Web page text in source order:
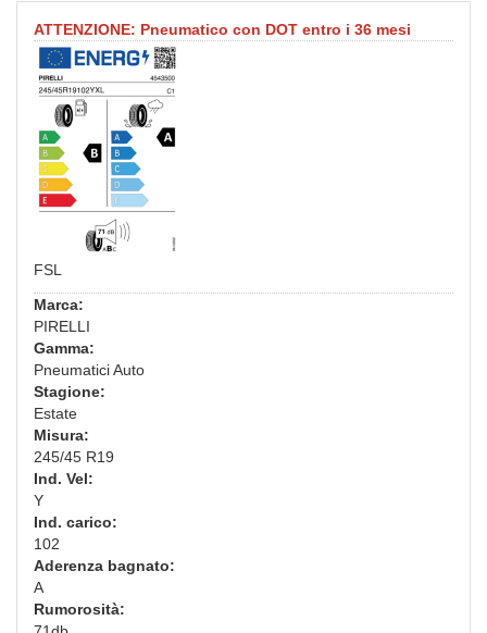
ATTENZIONE: Pneumatico con DOT entro i 36 mesi
FSL
Marca:
PIRELLI
Gamma:
Pneumatici Auto
Stagione:
Estate
Misura:
245/45 R19
Ind. Vel:
Y
Ind. carico:
102
Aderenza bagnato:
A
Rumorosità: